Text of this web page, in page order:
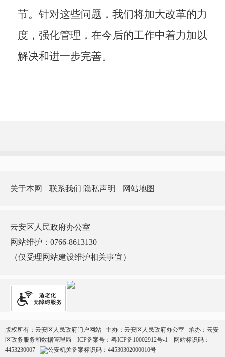
节。针对这些问题，我们将加大改革的力
度，强化管理，在今后的工作中着力加以
解决和进一步完善。
关于本网 联系我们 隐私声明 网站地图
云安区人民政府办公室
网站维护：0766-8613130
（仅受理网站建设维护相关事宜）
版权所有：云安区人民政府门户网站 主办：云安区人民政府办公室 承办：云安
区政务服务和数据管理局 ICP备案号： 粤ICP备10002912号-1
网站标识码：
4453230007
公安机关备案标识码：44530302000010号